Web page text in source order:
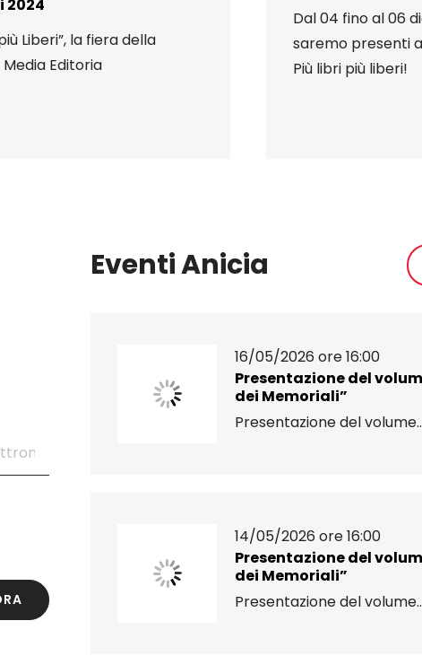
2024
Liberi”, la fiera della
Editoria
Dal 04 fino al 06
saremo presenti
Più libri più liberi!
Eventi Anicia
16/05/2026 ore 16:00
Presentazione del
dei Memoriali”
Presentazione del
14/05/2026 ore 16:00
Presentazione del
dei Memoriali”
Presentazione del